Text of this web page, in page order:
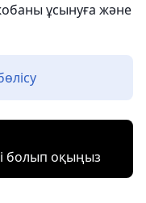
ұсынуға және
болып оқыңыз